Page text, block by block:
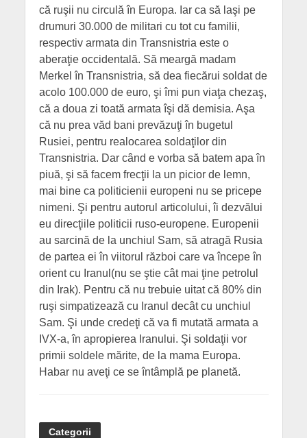
că ruşii nu circulă în Europa. Iar ca să laşi pe
drumuri 30.000 de militari cu tot cu familii,
respectiv armata din Transnistria este o
aberaţie occidentală. Să meargă madam
Merkel în Transnistria, să dea fiecărui soldat de
acolo 100.000 de euro, şi îmi pun viaţa chezaş,
că a doua zi toată armata îşi dă demisia. Aşa
că nu prea văd bani prevăzuţi în bugetul
Rusiei, pentru realocarea soldaţilor din
Transnistria. Dar când e vorba să batem apa în
piuă, şi să facem frecţii la un picior de lemn,
mai bine ca politicienii europeni nu se pricepe
nimeni. Şi pentru autorul articolului, îi dezvălui
eu direcţiile politicii ruso-europene. Europenii
au sarcină de la unchiul Sam, să atragă Rusia
de partea ei în viitorul război care va începe în
orient cu Iranul(nu se ştie cât mai ţine petrolul
din Irak). Pentru că nu trebuie uitat că 80% din
ruşi simpatizează cu Iranul decât cu unchiul
Sam. Şi unde credeţi că va fi mutată armata a
IVX-a, în apropierea Iranului. Şi soldaţii vor
primii soldele mărite, de la mama Europa.
Habar nu aveţi ce se întâmplă pe planetă.
Categorii